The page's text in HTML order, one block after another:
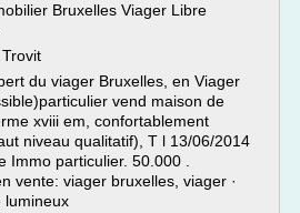
Bruxelles Viager Libre
du viager Bruxelles, en Viager
vend maison de
xviii em, confortablement
niveau qualitatif), T l 13/06/2014
Immo particulier. 50.000 .
vente: viager bruxelles, viager ·
lumineux